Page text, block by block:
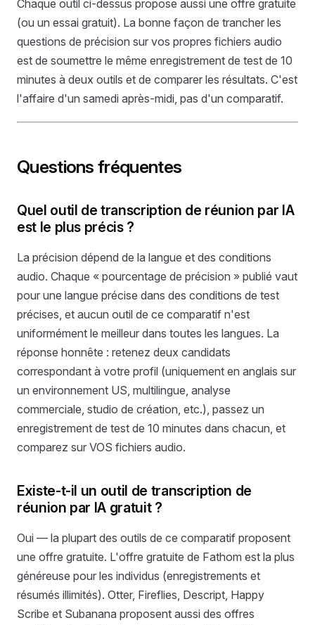
Chaque outil ci-dessus propose aussi une offre gratuite
(ou un essai gratuit). La bonne façon de trancher les
questions de précision sur vos propres fichiers audio
est de soumettre le même enregistrement de test de 10
minutes à deux outils et de comparer les résultats. C'est
l'affaire d'un samedi après-midi, pas d'un comparatif.
Questions fréquentes
Quel outil de transcription de réunion par IA
est le plus précis ?
La précision dépend de la langue et des conditions
audio. Chaque « pourcentage de précision » publié vaut
pour une langue précise dans des conditions de test
précises, et aucun outil de ce comparatif n'est
uniformément le meilleur dans toutes les langues. La
réponse honnête : retenez deux candidats
correspondant à votre profil (uniquement en anglais sur
un environnement US, multilingue, analyse
commerciale, studio de création, etc.), passez un
enregistrement de test de 10 minutes dans chacun, et
comparez sur VOS fichiers audio.
Existe-t-il un outil de transcription de
réunion par IA gratuit ?
Oui — la plupart des outils de ce comparatif proposent
une offre gratuite. L'offre gratuite de Fathom est la plus
généreuse pour les individus (enregistrements et
résumés illimités). Otter, Fireflies, Descript, Happy
Scribe et Subanana proposent aussi des offres